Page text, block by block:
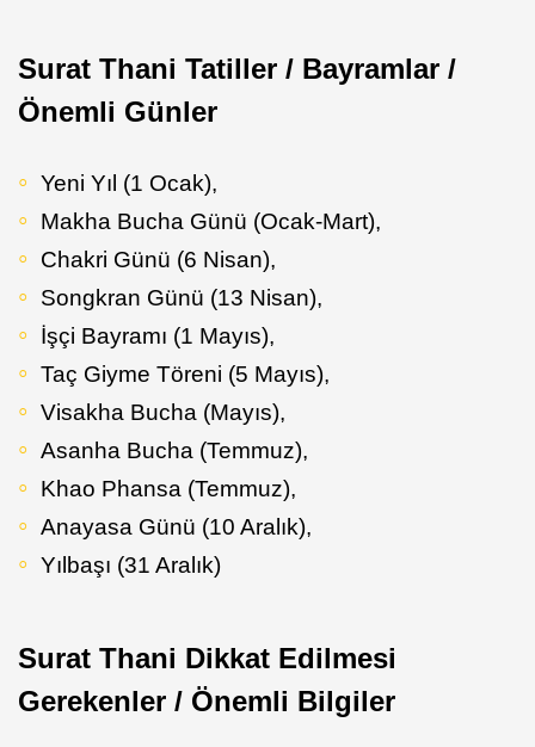
Surat Thani Tatiller / Bayramlar /
Önemli Günler
Yeni Yıl (1 Ocak),
Makha Bucha Günü (Ocak-Mart),
Chakri Günü (6 Nisan),
Songkran Günü (13 Nisan),
İşçi Bayramı (1 Mayıs),
Taç Giyme Töreni (5 Mayıs),
Visakha Bucha (Mayıs),
Asanha Bucha (Temmuz),
Khao Phansa (Temmuz),
Anayasa Günü (10 Aralık),
Yılbaşı (31 Aralık)
Surat Thani Dikkat Edilmesi
Gerekenler / Önemli Bilgiler